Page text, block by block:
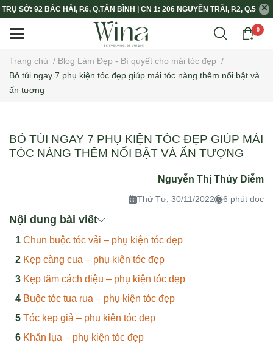
TRỤ SỞ: 92 BẮC HẢI, P.6, Q.TÂN BÌNH | CN 1: 206 NGUYỄN TRÃI, P.2, Q.5
0
Trang chủ / Blog Làm Đẹp - Bí quyết cho mái tóc đẹp /
Bỏ túi ngay 7 phụ kiện tóc đẹp giúp mái tóc nàng thêm nổi bật và
ấn tượng
BỎ TÚI NGAY 7 PHỤ KIỆN TÓC ĐẸP GIÚP MÁI
TÓC NÀNG THÊM NỔI BẬT VÀ ẤN TƯỢNG
Nguyễn Thị Thúy Diễm
Thứ Tư, 30/11/2022 6 phút đọc
Nội dung bài viết
Chun buộc tóc vải – phụ kiện tóc đẹp
Kẹp càng cua – phụ kiện tóc đẹp
Kẹp tăm cách điệu – phụ kiện tóc đẹp
Buộc tóc tua rua – phụ kiện tóc đẹp
Tóc kẹp giả – phụ kiện tóc đẹp
Khăn lụa – phụ kiện tóc đẹp